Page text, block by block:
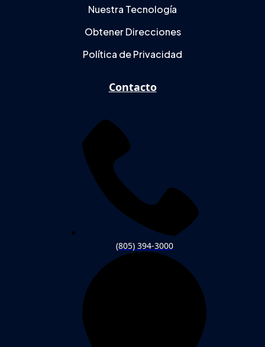
Nuestra Tecnología
Obtener Direcciones
Política de Privacidad
Contacto
(805) 394-3000